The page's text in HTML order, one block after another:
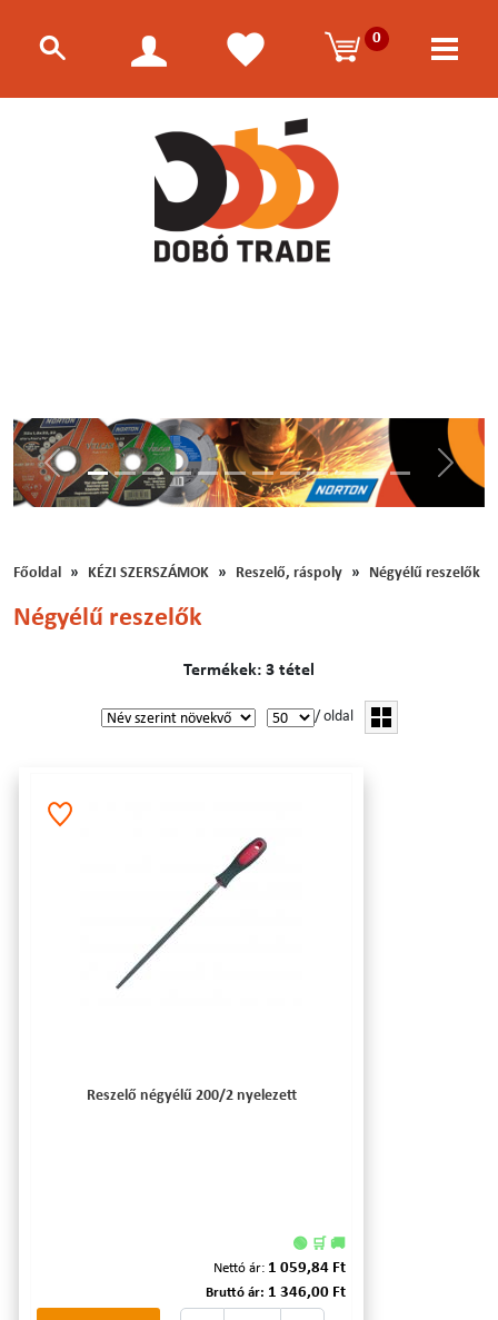
0
Előző
Főoldal KÉZI SZERSZÁMOK Reszelő, ráspoly Négyélű reszelők
Négyélű reszelők
Termékek: 3 tétel
/ oldal
Reszelő négyélű 200/2 nyelezett
🟢 🛒 🚚
Nettó ár: 1 059,84 Ft
Bruttó ár: 1 346,00 Ft